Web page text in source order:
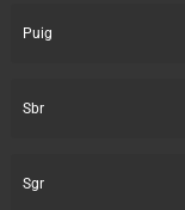
Puig
Sbr
Sgr